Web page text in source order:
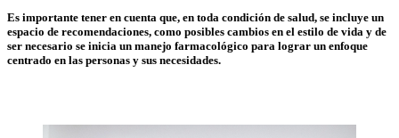
Es importante tener en cuenta que, en toda condición de salud, se incluye un
espacio de recomendaciones, como posibles cambios en el estilo de vida y de
ser necesario se inicia un manejo farmacológico para lograr un enfoque
centrado en las personas y sus necesidades.